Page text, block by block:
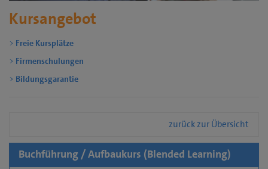
Kursangebot
Freie Kursplätze
Firmenschulungen
Bildungsgarantie
zurück zur Übersicht
Buchführung / Aufbaukurs (Blended Learning)